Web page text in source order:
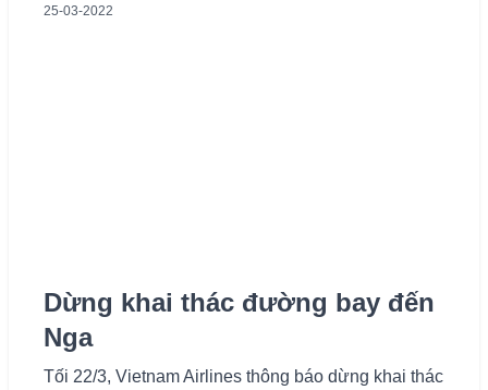
25-03-2022
Dừng khai thác đường bay đến
Nga
Tối 22/3, Vietnam Airlines thông báo dừng khai thác